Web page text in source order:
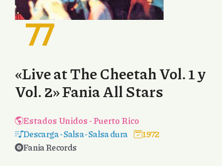
77
«Live at The Cheetah Vol. 1 y
Vol. 2» Fania All Stars
Estados Unidos-Puerto Rico
Descarga-Salsa-Salsa dura
1972
Fania Records